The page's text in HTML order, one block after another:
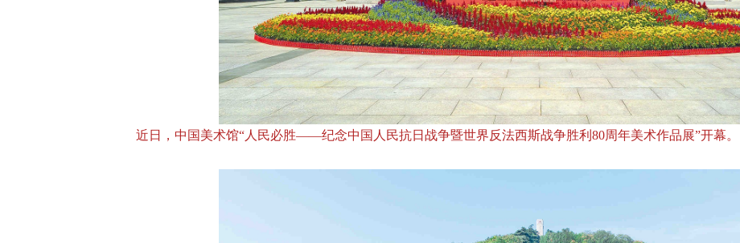
近日，中国美术馆“人民必胜——纪念中国人民抗日战争暨世界反法西斯战争胜利80周年美术作品展”开幕